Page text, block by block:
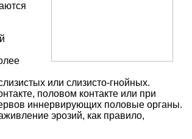
или слизисто-гнойных.
половом контакте или при
иннервирующих половые органы.
эрозий, как правило,